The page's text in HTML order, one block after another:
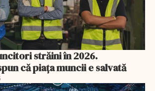
străini în 2026.
că piața muncii e salvată